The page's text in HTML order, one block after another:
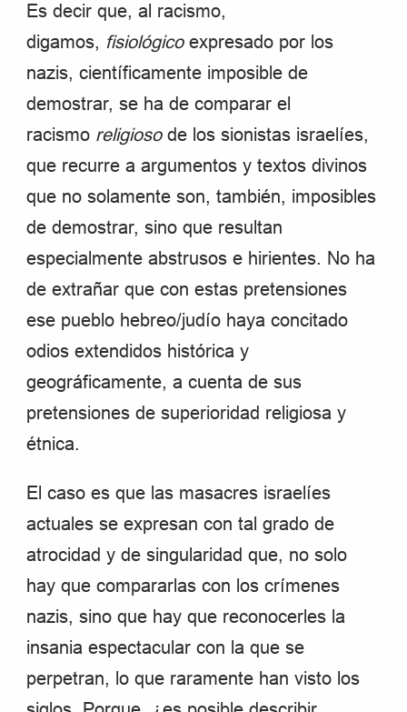
Es decir que, al racismo,
digamos, fisiológicoexpresado por los
nazis, científicamente imposible de
demostrar, se ha de comparar el
racismo religiosode los sionistas israelíes,
que recurre a argumentos y textos divinos
que no solamente son, también, imposibles
de demostrar, sino que resultan
especialmente abstrusos e hirientes. No ha
de extrañar que con estas pretensiones
ese pueblo hebreo/judío haya concitado
odios extendidos histórica y
geográficamente, a cuenta de sus
pretensiones de superioridad religiosa y
étnica.
El caso es que las masacres israelíes
actuales se expresan con tal grado de
atrocidad y de singularidad que, no solo
hay que compararlas con los crímenes
nazis, sino que hay que reconocerles la
insania espectacular con la que se
perpetran, lo que raramente han visto los